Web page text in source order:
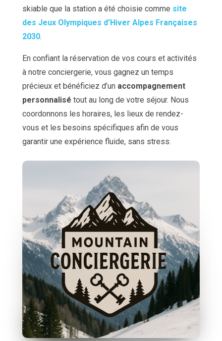
skiable que la station a été choisie comme site
des Jeux Olympiques d’Hiver Alpes Françaises
2030.
En confiant la réservation de vos cours et activités
à notre conciergerie, vous gagnez un temps
précieux et bénéficiez d’un accompagnement
personnalisé tout au long de votre séjour. Nous
coordonnons les horaires, les lieux de rendez-
vous et les besoins spécifiques afin de vous
garantir une expérience fluide, sans stress.